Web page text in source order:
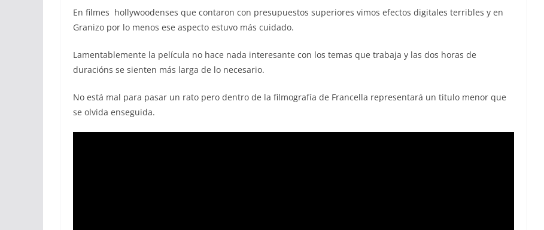
En filmes hollywoodenses que contaron con presupuestos superiores vimos efectos digitales terribles y en
Granizo por lo menos ese aspecto estuvo más cuidado.
Lamentablemente la película no hace nada interesante con los temas que trabaja y las dos horas de
duracións se sienten más larga de lo necesario.
No está mal para pasar un rato pero dentro de la filmografía de Francella representará un titulo menor que
se olvida enseguida.